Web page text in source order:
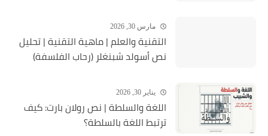
مارس 30, 2026
التقنية والعلم | ماهية التقنية | تحلیل
نص أسولد شبنغلر (رحاب الفلسفة)
يناير 30, 2026
اللغة والسلطة | نص رولان بارت: كيف
ترتبط اللغة بالسلطة؟